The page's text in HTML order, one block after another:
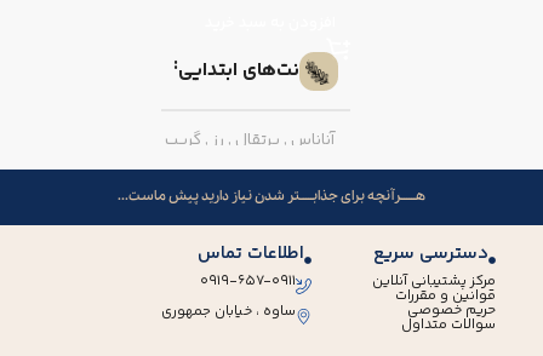
نت‌های ابتدایی
آناناس , پرتقال , رز , گریپ
فروت
فلفل صورتی,میوه گل
ساعت
هــــــرآنچه برای جذابـــــتر شدن نیاز دارید پیش ماست...
دسترسی سریع
مرکز پشتیبانی آنلاین
قوانین و مقررات
حریم خصوصی
سوالات متداول
اطلاعات تماس
۰۹۱۹-۶۵۷-۰۹۱۱
ساوه ، خیابان جمهوری